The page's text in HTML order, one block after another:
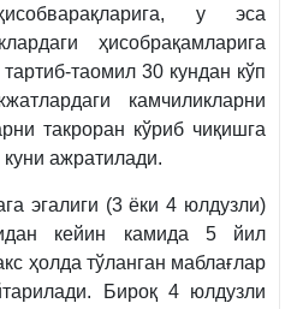
у эса
ҳисобрақамларига
таомил 30 кундан кўп
камчиликларни
такроран кўриб чиқишга
ажратилади.
эгалиги (3 ёки 4 юлдузли)
кейин камида 5 йил
ҳолда тўланган маблағлар
Бироқ 4 юлдузли